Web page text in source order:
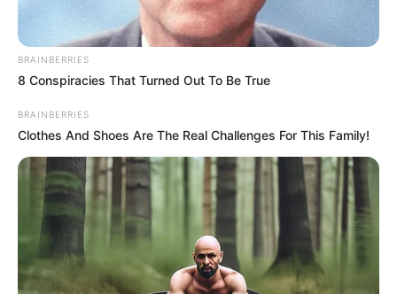
– mondta a következő Nagy Ő.
A kérdés már csak az, ki tud igazán közel kerülni
ehhez a férfihoz… A műsorban nemcsak egy
hírességet láthatnak a nézők, hanem egy embert,
aki ugyanúgy vágyik egy társra, mint bárki más.
BRAINBERRIES
8 Conspiracies That Turned Out To Be True
BRAINBERRIES
Clothes And Shoes Are The Real Challenges For This Family!